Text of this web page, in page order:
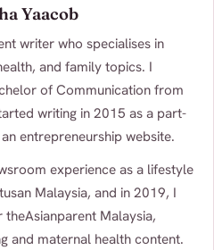
Yaacob
writer who specialises in
and family topics. I
of Communication from
writing in 2015 as a part-
entrepreneurship website.
experience as a lifestyle
Malaysia, and in 2019, I
Malaysia,
and maternal health content.